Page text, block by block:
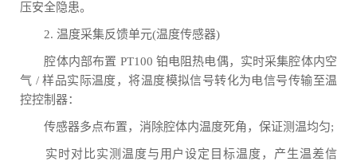
压安全隐患。
2. 温度采集反馈单元(温度传感器)
腔体内部布置 PT100 铂电阻热电偶，实时采集腔体内空
气 / 样品实际温度，将温度模拟信号转化为电信号传输至温
控控制器：
传感器多点布置，消除腔体内温度死角，保证测温均匀;
实时对比实测温度与用户设定目标温度，产生温差信